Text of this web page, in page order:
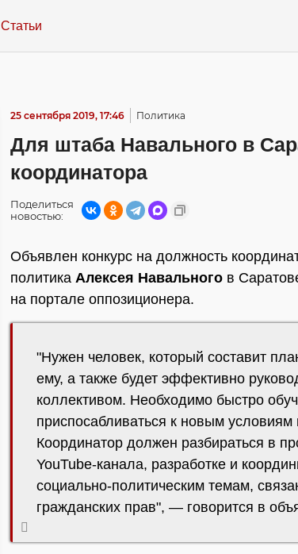
Статьи
25 сентября 2019, 17:46 Политика
Для штаба Навального в
координатора
Поделиться
новостью:
Объявлен конкурс на должность
политика Алексея Навального в
на портале оппозиционера.
"Нужен человек, который составит
ему, а также будет эффективно
коллективом. Необходимо быстро
приспосабливаться к новым
Координатор должен разбираться в
YouTube-канала, разработке и
социально-политическим темам,
гражданских прав", — говорится в